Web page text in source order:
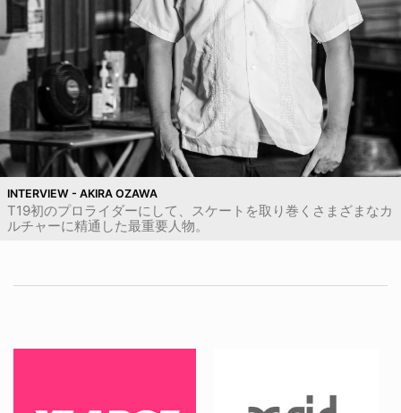
INTERVIEW - AKIRA OZAWA
T19初のプロライダーにして、スケートを取り巻くさまざまなカ
ルチャーに精通した最重要人物。